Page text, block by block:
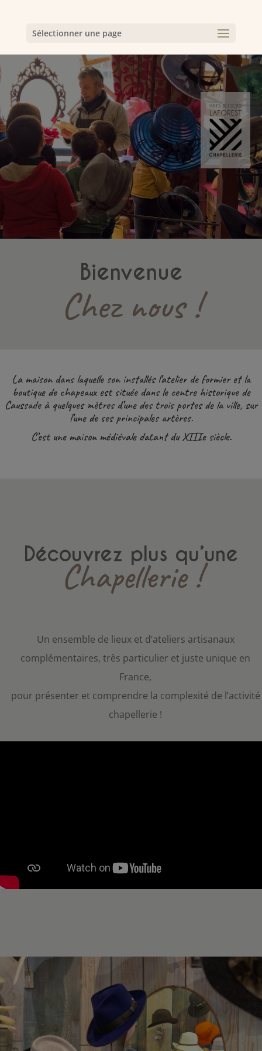
Sélectionner une page
Bienvenue
Chez nous !
La maison dans laquelle son installés l’atelier de formier et la
boutique de chapeaux est située dans le centre historique de
Caussade à quelques mètres d’une des trois portes de la ville, sur
l’une de ses principales artères.
C’est une maison médiévale datant du XIIIe siècle.
Découvrez plus qu’une
Chapellerie !
Un ensemble de lieux et d’ateliers artisanaux
complémentaires, très particulier et juste unique en
France,
pour présenter et comprendre la complexité de l’activité
chapellerie !